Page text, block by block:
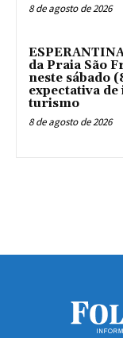
8 de agosto de 2026
da Praia São
neste sábado
expectativa
turismo
8 de agosto de 2026